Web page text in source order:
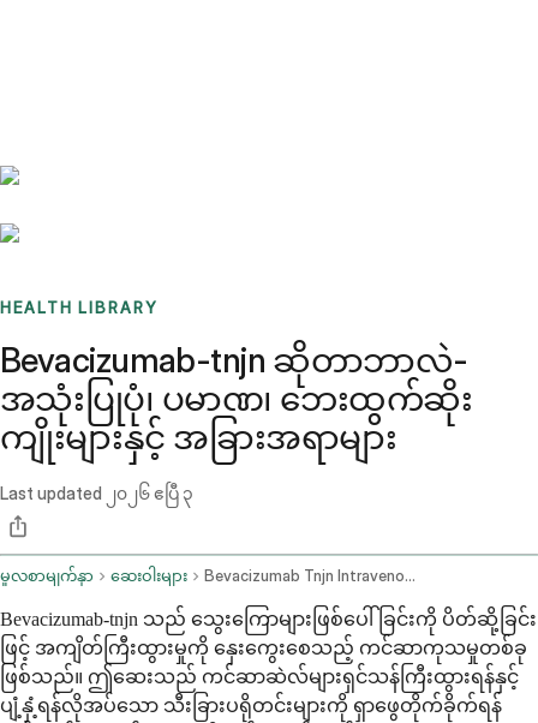
HEALTH LIBRARY
Bevacizumab-tnjn ဆိုတာဘာလဲ-
အသုံးပြုပုံ၊ ပမာဏ၊ ဘေးထွက်ဆိုး
ကျိုးများနှင့် အခြားအရာများ
Last updated ၂၀၂၆ ဧပြီ ၃
မူလစာမျက်နှာ ဆေးဝါးများ Bevacizumab Tnjn Intravenous Route
Bevacizumab-tnjn သည် သွေးကြောများဖြစ်ပေါ်ခြင်းကို ပိတ်ဆို့ခြင်း
ဖြင့် အကျိတ်ကြီးထွားမှုကို နှေးကွေးစေသည့် ကင်ဆာကုသမှုတစ်ခု
ဖြစ်သည်။ ဤဆေးသည် ကင်ဆာဆဲလ်များရှင်သန်ကြီးထွားရန်နှင့်
ပျံ့နှံ့ရန်လိုအပ်သော သီးခြားပရိုတင်းများကို ရှာဖွေတိုက်ခိုက်ရန်